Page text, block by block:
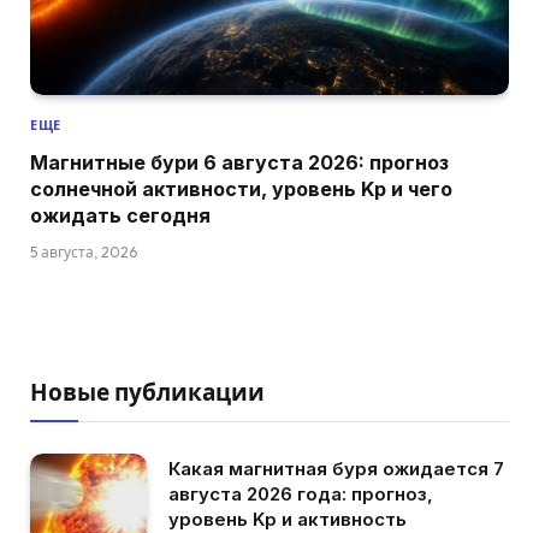
ЕЩЕ
Магнитные бури 6 августа 2026: прогноз
солнечной активности, уровень Kp и чего
ожидать сегодня
5 августа, 2026
Новые публикации
Какая магнитная буря ожидается 7
августа 2026 года: прогноз,
уровень Kp и активность